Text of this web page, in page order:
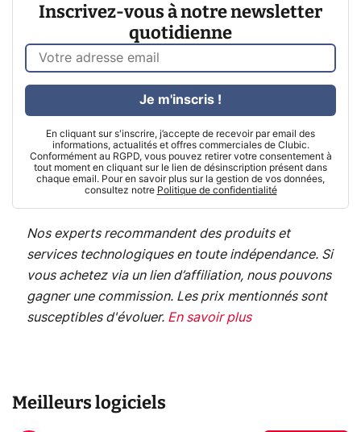
Inscrivez-vous à notre newsletter
quotidienne
En cliquant sur s'inscrire, j’accepte de recevoir par email des
informations, actualités et offres commerciales de Clubic.
Conformément au RGPD, vous pouvez retirer votre consentement à
tout moment en cliquant sur le lien de désinscription présent dans
chaque email. Pour en savoir plus sur la gestion de vos données,
consultez notre Politique de confidentialité
Je m'inscris !
Nos experts recommandent des produits et
services technologiques en toute indépendance. Si
vous achetez via un lien d’affiliation, nous pouvons
gagner une commission. Les prix mentionnés sont
susceptibles d'évoluer. En savoir plus
Meilleurs logiciels